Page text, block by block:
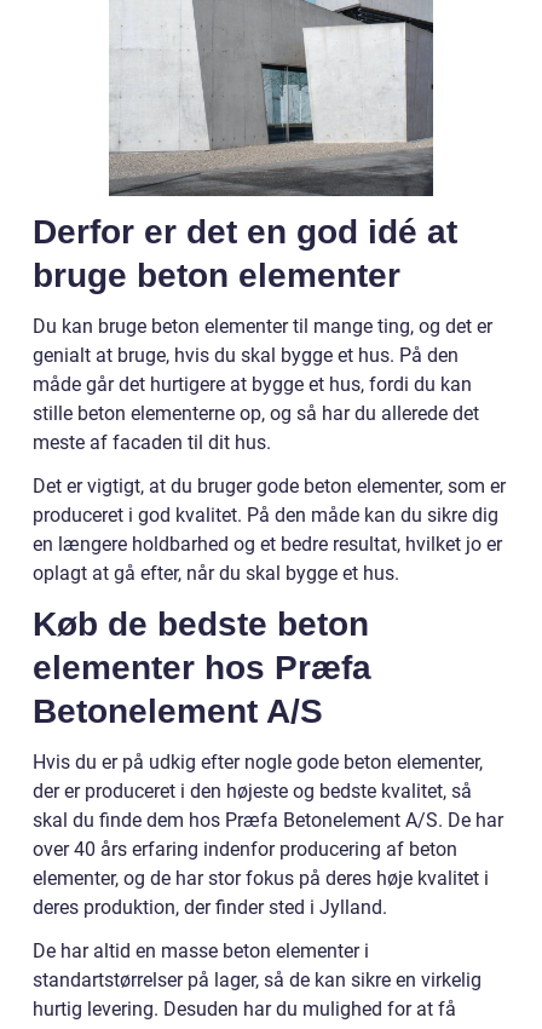
Derfor er det en god idé at
bruge beton elementer
Du kan bruge beton elementer til mange ting, og det er
genialt at bruge, hvis du skal bygge et hus. På den
måde går det hurtigere at bygge et hus, fordi du kan
stille beton elementerne op, og så har du allerede det
meste af facaden til dit hus.
Det er vigtigt, at du bruger gode beton elementer, som er
produceret i god kvalitet. På den måde kan du sikre dig
en længere holdbarhed og et bedre resultat, hvilket jo er
oplagt at gå efter, når du skal bygge et hus.
Køb de bedste beton
elementer hos Præfa
Betonelement A/S
Hvis du er på udkig efter nogle gode beton elementer,
der er produceret i den højeste og bedste kvalitet, så
skal du finde dem hos Præfa Betonelement A/S. De har
over 40 års erfaring indenfor producering af beton
elementer, og de har stor fokus på deres høje kvalitet i
deres produktion, der finder sted i Jylland.
De har altid en masse beton elementer i
standartstørrelser på lager, så de kan sikre en virkelig
hurtig levering. Desuden har du mulighed for at få